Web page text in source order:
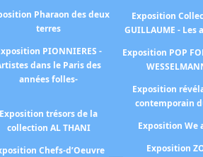
Pharaon des deux
terres
PIONNIERES -
dans le Paris des
années folles-
Exposition trésors de la
collection AL THANI
Chefs-d’Oeuvre
Exposition
GUILLAUME - Les
Exposition POP
Exposition
contemporain
Exposition We
Exposition